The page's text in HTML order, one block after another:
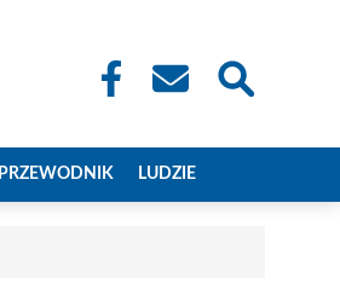
PRZEWODNIK LUDZIE